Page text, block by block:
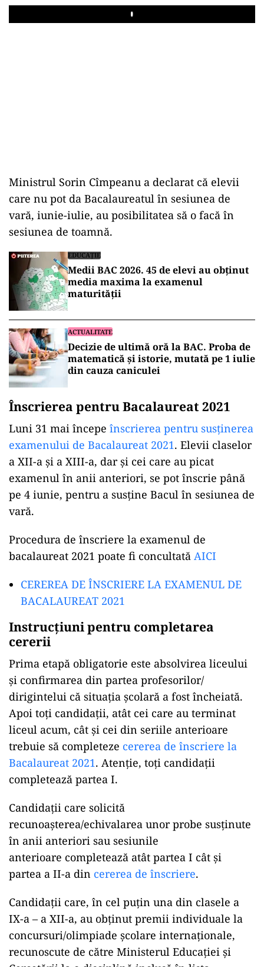
Play
Ministrul Sorin Cîmpeanu a declarat că elevii
care nu pot da Bacalaureatul în sesiunea de
vară, iunie-iulie, au posibilitatea să o facă în
sesiunea de toamnă.
EDUCAȚIE
Medii BAC 2026. 45 de elevi au obținut
media maxima la examenul
maturității
ACTUALITATE
Decizie de ultimă oră la BAC. Proba de
matematică și istorie, mutată pe 1 iulie
din cauza caniculei
Înscrierea pentru Bacalaureat 2021
Luni 31 mai începe înscrierea pentru susținerea
examenului de Bacalaureat 2021. Elevii claselor
a XII-a și a XIII-a, dar și cei care au picat
examenul în anii anteriori, se pot înscrie până
pe 4 iunie, pentru a susține Bacul în sesiunea de
vară.
Procedura de înscriere la examenul de
bacalaureat 2021 poate fi concultată AICI
CEREREA DE ÎNSCRIERE LA EXAMENUL DE
BACALAUREAT 2021
Instrucțiuni pentru completarea
cererii
Prima etapă obligatorie este absolvirea liceului
și confirmarea din partea profesorilor/
dirigintelui că situația școlară a fost încheiată.
Apoi toți candidații, atât cei care au terminat
liceul acum, cât și cei din seriile anterioare
trebuie să completeze cererea de înscriere la
Bacalaureat 2021. Atenție, toți candidații
completează partea I.
Candidaţii care solicită
recunoaşterea/echivalarea unor probe susţinute
în anii anteriori sau sesiunile
anterioare completează atât partea I cât şi
partea a II-a din cererea de înscriere.
Candidaţii care, în cel puţin una din clasele a
IX-a – a XII-a, au obţinut premii individuale la
concursuri/olimpiade şcolare internaţionale,
recunoscute de către Ministerul Educaţiei și